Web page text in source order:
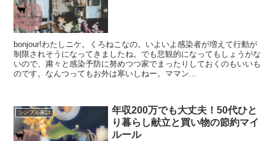
bonjour!わたしニケ。くろねこなの。いよいよ感染者が増えて行動が
制限されそうになってきましたね。でも悲観的になってもしょうがな
いので、粛々と感染予防に努めつつ家でまったりしておくのもいいも
のです。なんつってもお外は寒いしねー。ママン...
シンプル家計
年収200万でも大丈夫！50代ひと
り暮らし献立と買い物の節約マイ
ルール